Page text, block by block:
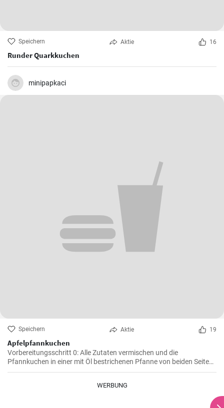
Speichern Aktie 16
Runder Quarkkuchen
minipapkaci
Speichern Aktie 19
Apfelpfannkuchen
Vorbereitungsschritt 0: Alle Zutaten vermischen und die
Pfannkuchen in einer mit Öl bestrichenen Pfanne von beiden Seiten
braten.
WERBUNG